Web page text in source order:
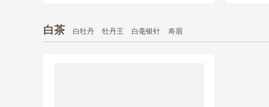
白茶 白牡丹 牡丹王 白毫银针 寿眉